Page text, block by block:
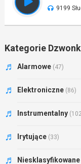
9199
Kategorie
Alarmowe (47)
Elektroniczne (86)
Instrumentalny
Irytujące (33)
Niesklasyfikowane